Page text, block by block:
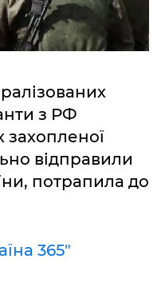
з РФ
захопленої
відправили
потрапила до
365"